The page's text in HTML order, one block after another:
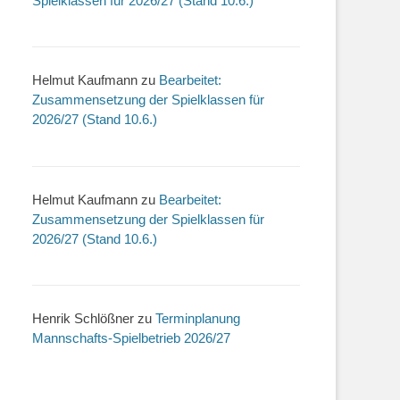
Helmut Kaufmann zu Bearbeitet:
Zusammensetzung der Spielklassen für
2026/27 (Stand 10.6.)
Helmut Kaufmann zu Bearbeitet:
Zusammensetzung der Spielklassen für
2026/27 (Stand 10.6.)
Henrik Schlößner zu Terminplanung
Mannschafts-Spielbetrieb 2026/27